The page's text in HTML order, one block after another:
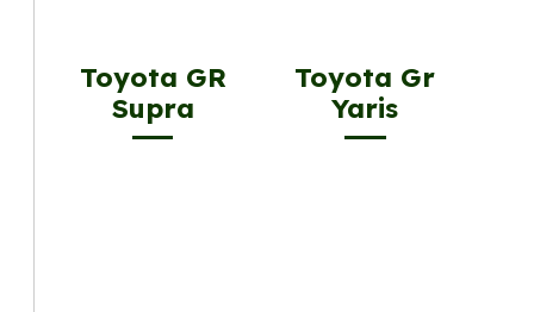
Toyota GR
Supra
Toyota Gr
Yaris